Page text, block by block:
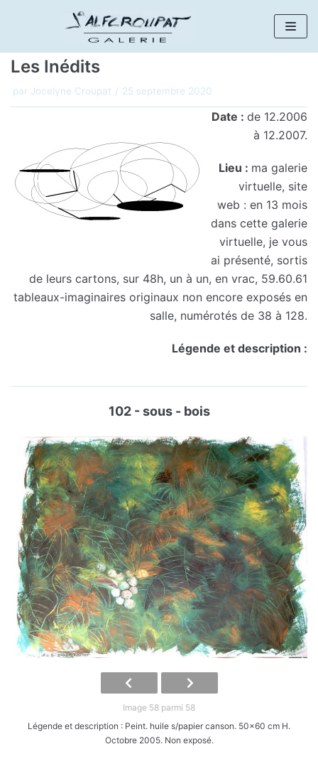
contenu
Les Inédits
par Jocelyne Croupat 25 septembre 2020
Date : de 12.2006
à 12.2007.
Lieu : ma galerie
virtuelle, site
web : en 13 mois
dans cette galerie
virtuelle, je vous
ai présenté, sortis
de leurs cartons, sur 48h, un à un, en vrac, 59.60.61
tableaux-imaginaires originaux non encore exposés en
salle, numérotés de 38 à 128.
Légende et description :
102 - sous - bois
Image 58 parmi 58
Légende et description : Peint. huile s/papier canson. 50x60 cm H.
Octobre 2005. Non exposé.